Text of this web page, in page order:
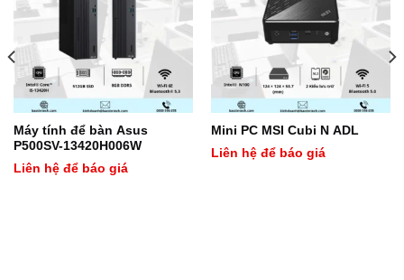
Máy tính để bàn Asus
P500SV-13420H006W
Liên hệ để báo giá
Mini PC MSI Cubi N ADL
Liên hệ để báo giá